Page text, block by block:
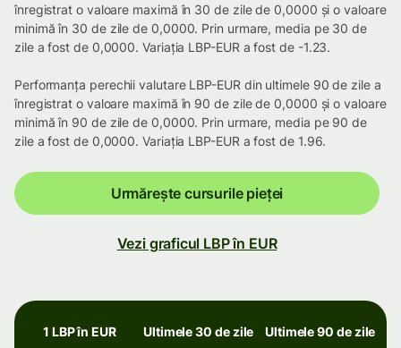
înregistrat o valoare maximă în 30 de zile de 0,0000 și o valoare
minimă în 30 de zile de 0,0000. Prin urmare, media pe 30 de
zile a fost de 0,0000. Variația LBP-EUR a fost de -1.23.
Performanța perechii valutare LBP-EUR din ultimele 90 de zile a
înregistrat o valoare maximă în 90 de zile de 0,0000 și o valoare
minimă în 90 de zile de 0,0000. Prin urmare, media pe 90 de
zile a fost de 0,0000. Variația LBP-EUR a fost de 1.96.
Urmărește cursurile pieței
Vezi graficul LBP în EUR
1 LBP în EUR Ultimele 30 de zile Ultimele 90 de zile